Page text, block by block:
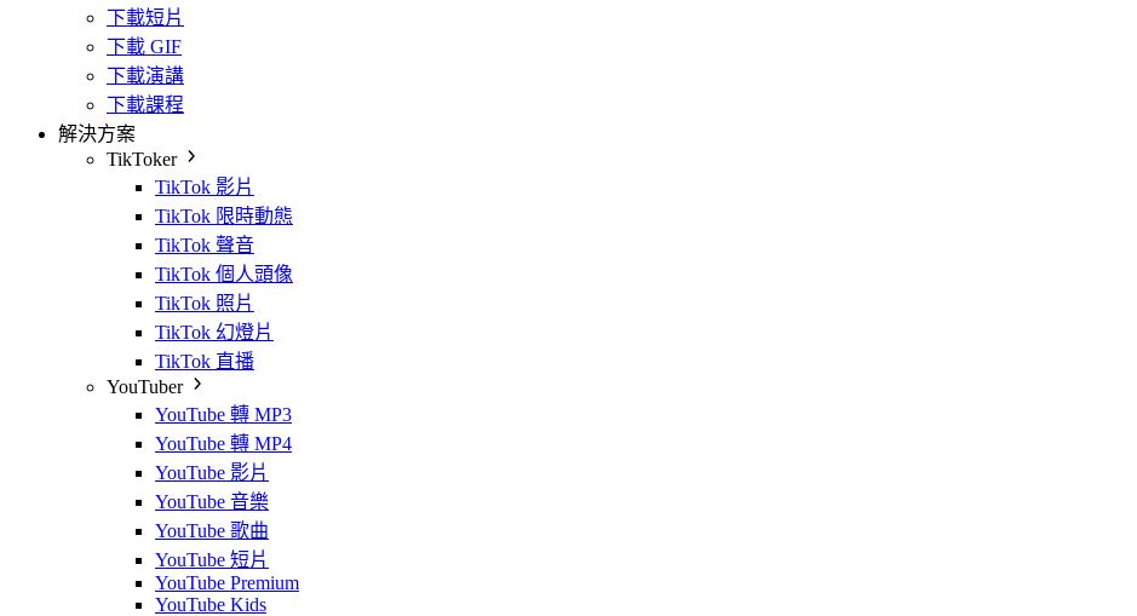
下載短片
下載 GIF
下載演講
下載課程
解決方案
TikToker
TikTok 影片
TikTok 限時動態
TikTok 聲音
TikTok 個人頭像
TikTok 照片
TikTok 幻燈片
TikTok 直播
YouTuber
YouTube 轉 MP3
YouTube 轉 MP4
YouTube 影片
YouTube 音樂
YouTube 歌曲
YouTube 短片
YouTube Premium
YouTube Kids